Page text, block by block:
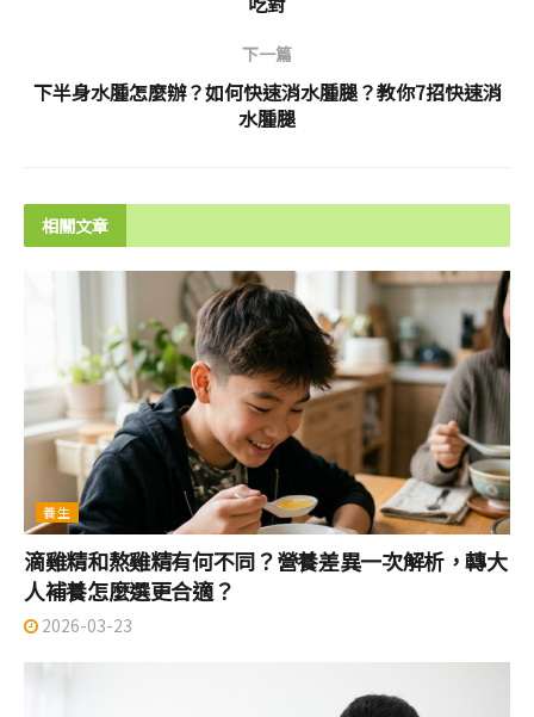
下一篇
下半身水腫怎麼辦？如何快速消水腫腿？教你7招快速消
水腫腿
相關文章
養生
滴雞精和熬雞精有何不同？營養差異一次解析，轉大
人補養怎麼選更合適？
2026-03-23